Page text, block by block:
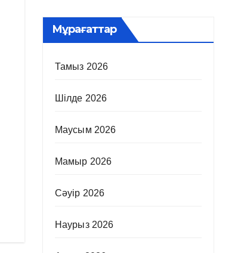
Мұрағаттар
Тамыз 2026
Шілде 2026
Маусым 2026
Мамыр 2026
Сәуір 2026
Наурыз 2026